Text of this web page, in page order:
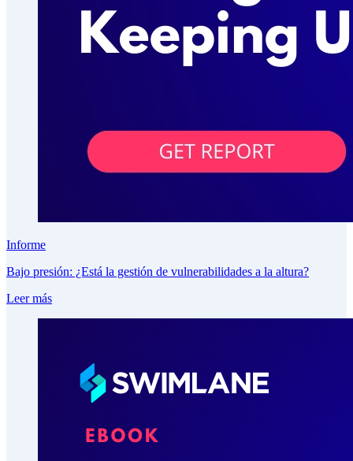
Informe
Bajo presión: ¿Está la gestión de vulnerabilidades a la altura?
Leer más